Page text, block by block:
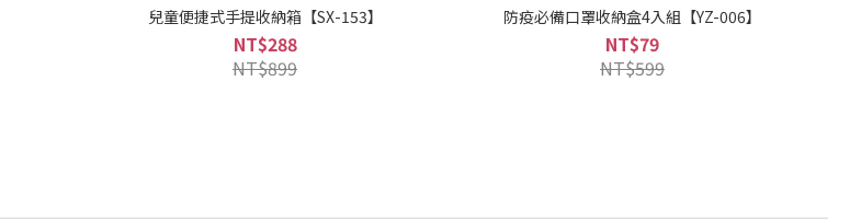
兒童便捷式手提收納箱【SX-153】
NT$288
NT$899
防疫必備口罩收納盒4入組【YZ-006】
NT$79
NT$599